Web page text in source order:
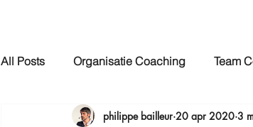
All Posts Organisatie Coaching Team
Systemische Wijsheid Rituelen
philippe bailleur 20 apr 2020 3